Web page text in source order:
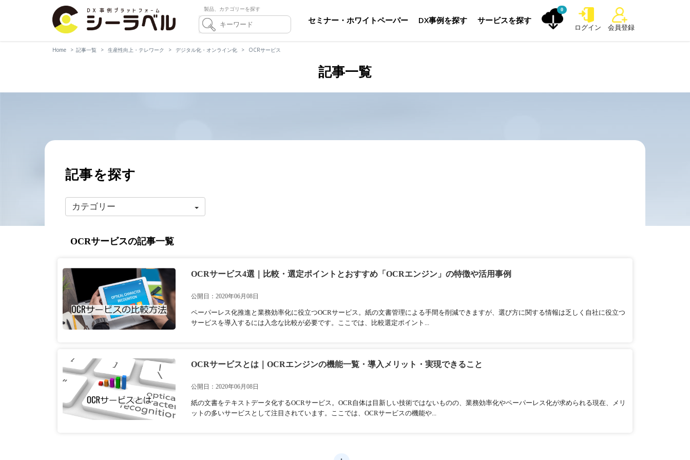
製品、カテゴリーを探す
セミナー・ホワイトペーパー DX事例を探す サービスを探す
0
ログイン 会員登録
Home 記事一覧 生産性向上・テレワーク デジタル化・オンライン化 OCRサービス
記事一覧
記事を探す
カテゴリー
OCRサービスの記事一覧
OCRサービス4選｜比較・選定ポイントとおすすめ「OCRエンジン」の特徴や活用事例
公開日：2020年06月08日
ペーパーレス化推進と業務効率化に役立つOCRサービス。紙の文書管理による手間を削減できますが、選び方に関する情報は乏しく自社に役立つ
サービスを導入するには入念な比較が必要です。ここでは、比較選定ポイント...
OCRサービスとは｜OCRエンジンの機能一覧・導入メリット・実現できること
公開日：2020年06月08日
紙の文書をテキストデータ化するOCRサービス。OCR自体は目新しい技術ではないものの、業務効率化やペーパーレス化が求められる現在、メリ
ットの多いサービスとして注目されています。ここでは、OCRサービスの機能や...